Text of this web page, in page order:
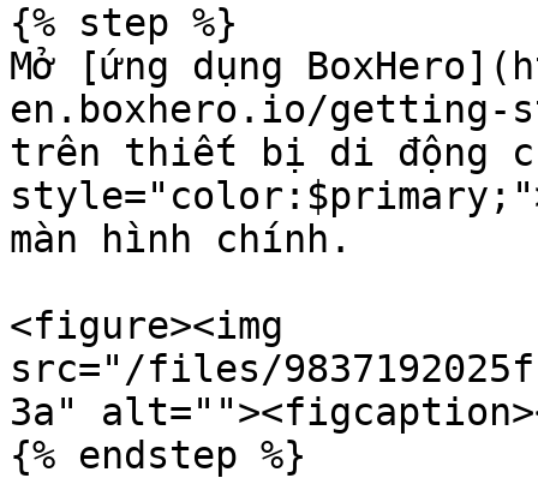
{% step %}
Mở [ứng dụng
en.boxhero.io/getting-
trên thiết bị di động
màn hình chính.
<figure><img
src="/files/
3a"
{% endstep %}